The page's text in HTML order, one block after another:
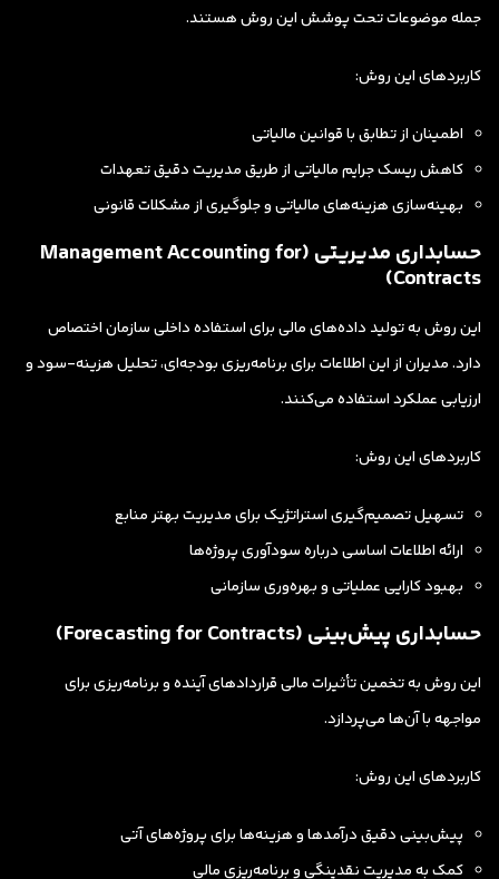
جمله موضوعات تحت پوشش این روش هستند.
کاربردهای این روش:
اطمینان از تطابق با قوانین مالیاتی
کاهش ریسک جرایم مالیاتی از طریق مدیریت دقیق تعهدات
بهینه‌سازی هزینه‌های مالیاتی و جلوگیری از مشکلات قانونی
حسابداری مدیریتی (Management Accounting for
Contracts)
این روش به تولید داده‌های مالی برای استفاده داخلی سازمان اختصاص
دارد. مدیران از این اطلاعات برای برنامه‌ریزی بودجه‌ای، تحلیل هزینه-سود و
ارزیابی عملکرد استفاده می‌کنند.
کاربردهای این روش:
تسهیل تصمیم‌گیری استراتژیک برای مدیریت بهتر منابع
ارائه اطلاعات اساسی درباره سودآوری پروژه‌ها
بهبود کارایی عملیاتی و بهره‌وری سازمانی
حسابداری پیش‌بینی (Forecasting for Contracts)
این روش به تخمین تأثیرات مالی قراردادهای آینده و برنامه‌ریزی برای
مواجهه با آن‌ها می‌پردازد.
کاربردهای این روش:
پیش‌بینی دقیق درآمدها و هزینه‌ها برای پروژه‌های آتی
کمک به مدیریت نقدینگی و برنامه‌ریزی مالی